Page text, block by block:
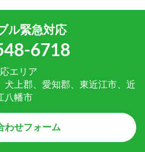
ル緊急対応
6718
エリア
犬上郡、愛知郡、東近江市、近
八幡市
わせフォーム